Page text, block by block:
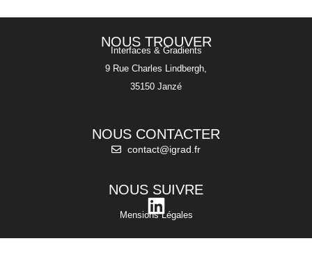
NOUS TROUVER
Interfaces & Gradients
9 Rue Charles Lindbergh,
35150 Janzé
NOUS CONTACTER
contact@igrad.fr
NOUS SUIVRE
Mensions Légales